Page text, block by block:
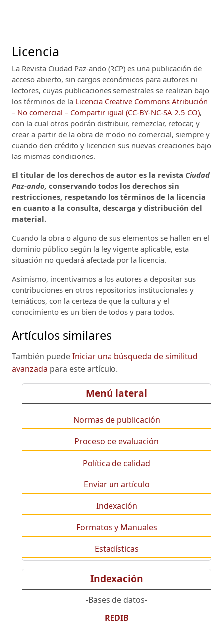
Licencia
La Revista Ciudad Paz-ando (RCP) es una publicación de
acceso abierto, sin cargos económicos para autores ni
lectores, cuyas publicaciones semestrales se realizan bajo
los términos de la Licencia Creative Commons Atribución
– No comercial – Compartir igual (CC-BY-NC-SA 2.5 CO),
con la cual otros podrán distribuir, remezclar, retocar, y
crear a partir de la obra de modo no comercial, siempre y
cuando den crédito y licencien sus nuevas creaciones bajo
las mismas condiciones.
El titular de los derechos de autor es la revista Ciudad
Paz-ando, conservando todos los derechos sin
restricciones, respetando los términos de la licencia
en cuanto a la consulta, descarga y distribución del
material.
Cuando la obra o alguno de sus elementos se hallen en el
dominio público según la ley vigente aplicable, esta
situación no quedará afectada por la licencia.
Asimismo, incentivamos a los autores a depositar sus
contribuciones en otros repositorios institucionales y
temáticos, con la certeza de que la cultura y el
conocimiento es un bien de todos y para todos.
Artículos similares
También puedeIniciar una búsqueda de similitud
avanzada para este artículo.
Menú lateral
Normas de publicación
Proceso de evaluación
Política de calidad
Enviar un artículo
Indexación
Formatos y Manuales
Estadísticas
Indexación
-Bases de datos-
REDIB